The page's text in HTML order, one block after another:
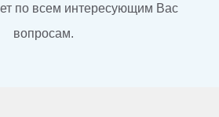
по всем интересующим Вас
вопросам.